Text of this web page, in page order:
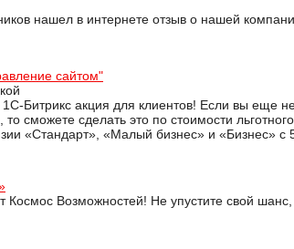
нашел в интернете отзыв о нашей
сайтом"
Битрикс акция для клиентов! Если вы еще
сможете сделать это по стоимости
«Стандарт», «Малый бизнес» и «Бизнес» с
Космос Возможностей! Не упустите свой